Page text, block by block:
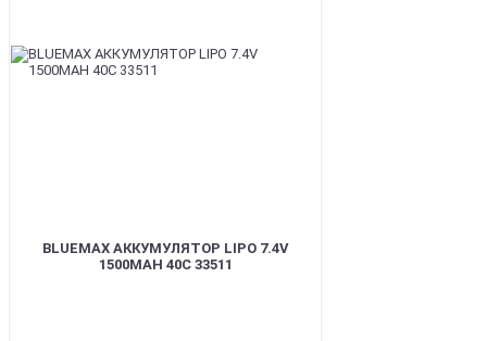
BLUEMAX АККУМУЛЯТОР LIPO 7.4V
1500MAH 40C 33511